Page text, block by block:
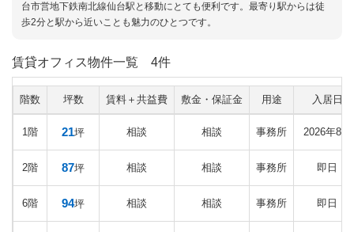
台市営地下鉄南北線仙台駅と移動にとても便利です。最寄り駅からは徒
歩2分と駅から近いことも魅力のひとつです。
賃貸オフィス物件一覧 4件
階数 坪数 賃料＋共益費 敷金・保証金 用途 入居日
1階 21坪 相談 相談 事務所 2026年8月
2階 87坪 相談 相談 事務所 即日
6階 94坪 相談 相談 事務所 即日